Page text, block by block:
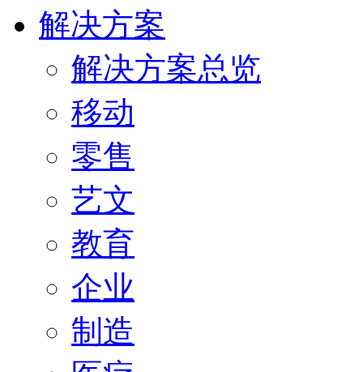
解决方案
解决方案总览
移动
零售
艺文
教育
企业
制造